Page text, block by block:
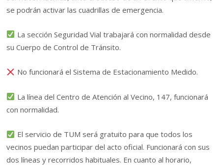
se podrán activar las cuadrillas de emergencia.
La sección Seguridad Vial trabajará con normalidad desde
su Cuerpo de Control de Tránsito.
No funcionará el Sistema de Estacionamiento Medido.
La línea del Centro de Atención al Vecino, 147, funcionará
con normalidad.
El servicio de TUM será gratuito para que todos los
vecinos puedan participar del acto oficial. Funcionará con sus
dos líneas y recorridos habituales. En cuanto al horario,